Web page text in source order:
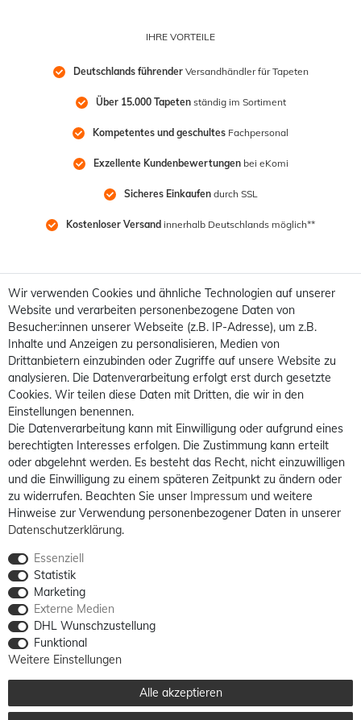
IHRE VORTEILE
Deutschlands führender Versandhändler für Tapeten
Über 15.000 Tapeten ständig im Sortiment
Kompetentes und geschultes Fachpersonal
Exzellente Kundenbewertungen bei eKomi
Sicheres Einkaufen durch SSL
Kostenloser Versand innerhalb Deutschlands möglich**
Wir verwenden Cookies und ähnliche Technologien auf unserer
Website und verarbeiten personenbezogene Daten von
Besucher:innen unserer Webseite (z.B. IP-Adresse), um z.B.
Inhalte und Anzeigen zu personalisieren, Medien von
Drittanbietern einzubinden oder Zugriffe auf unsere Website zu
analysieren. Die Datenverarbeitung erfolgt erst durch gesetzte
Cookies. Wir teilen diese Daten mit Dritten, die wir in den
Einstellungen benennen.
Die Datenverarbeitung kann mit Einwilligung oder aufgrund eines
berechtigten Interesses erfolgen. Die Zustimmung kann erteilt
oder abgelehnt werden. Es besteht das Recht, nicht einzuwilligen
und die Einwilligung zu einem späteren Zeitpunkt zu ändern oder
zu widerrufen. Beachten Sie unser Impressum und weitere
Hinweise zur Verwendung personenbezogener Daten in unserer
Daten­schutz­erklärung.
Essenziell
Statistik
Marketing
Externe Medien
DHL Wunschzustellung
Funktional
Weitere Einstellungen
Alle akzeptieren